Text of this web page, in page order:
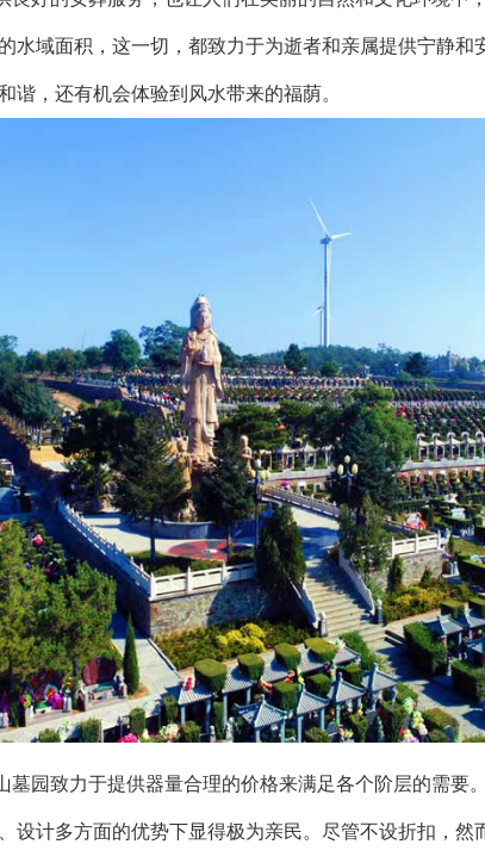
水域面积，这一切，都致力于为逝者和亲属提供宁静和
谐，还有机会体验到风水带来的福荫。
园致力于提供器量合理的价格来满足各个阶层的需要
设计多方面的优势下显得极为亲民。尽管不设折扣，然